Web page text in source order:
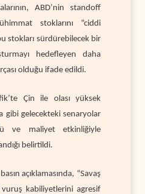
ABD’nin standoff
stoklarını “ciddi
stokları sürdürebilecek bir
hedefleyen daha
olduğu ifade edildi.
Çin ile olası yüksek
gibi gelecekteki senaryolar
ve maliyet etkinliğiyle
belirtildi.
açıklamasında, “Savaş
vuruş kabiliyetlerini agresif